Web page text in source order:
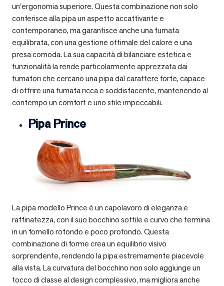
un’ergonomia superiore. Questa combinazione non solo
conferisce alla pipa un aspetto accattivante e
contemporaneo, ma garantisce anche una fumata
equilibrata, con una gestione ottimale del calore e una
presa comoda. La sua capacità di bilanciare estetica e
funzionalità la rende particolarmente apprezzata dai
fumatori che cercano una pipa dal carattere forte, capace
di offrire una fumata ricca e soddisfacente, mantenendo al
contempo un comfort e uno stile impeccabili.
Pipa Prince
La pipa modello Prince è un capolavoro di eleganza e
raffinatezza, con il suo bocchino sottile e curvo che termina
in un fornello rotondo e poco profondo. Questa
combinazione di forme crea un equilibrio visivo
sorprendente, rendendo la pipa estremamente piacevole
alla vista. La curvatura del bocchino non solo aggiunge un
tocco di classe al design complessivo, ma migliora anche